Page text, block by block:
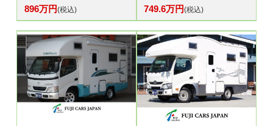
896万円(税込) 749.6万円(税込)